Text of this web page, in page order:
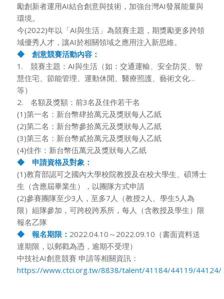
勵創新者運用AI結合創意與技術，加強台灣AI發展能量與
環境。
今(2022)年以「AI與生活」為競賽主題，期獎勵更多跨領
域優秀人才，讓AI於相關領域之應用注入新思維。
◆ 創意競賽活動內容：
1. 競賽主題：AI與生活（如：交通運輸、安全防災、智
慧住宅、節能管理、運動休閒、醫療照護、藝術文化…
等）
2. 名額及獎額：前3名及佳作若干名
(1)第一名：新台幣肆拾萬元及獎狀每人乙紙
(2)第二名：新台幣參拾萬元及獎狀每人乙紙
(3)第三名：新台幣貳拾萬元及獎狀每人乙紙
(4)佳作：新台幣伍萬元及獎狀每人乙紙
◆ 申請資格及對象：
(1)教育部認可之國內大學校院教授及在校大學生、碩博士
生（含應屆畢業生），以團隊方式申請
(2)參賽團隊至少3人，至多7人（教授2人、學生5人為
限）組隊參加，可跨校跨系所，每人（含教授及學生）限
報名乙隊
◆ 報名期限： 2022.04.10～2022.09.10（書面資料送
達期限，以郵戳為憑，逾期不受理）
中技社AI創意競賽 申請等相關資訊：
https://www.ctci.org.tw/8838/talent/41184/44119/44124/